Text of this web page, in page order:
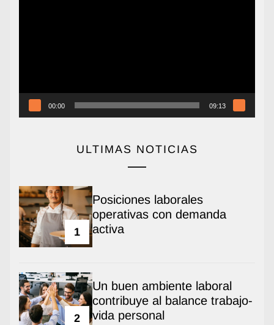
00:00 09:13
ULTIMAS NOTICIAS
1
Posiciones laborales
operativas con demanda
activa
2
Un buen ambiente laboral
contribuye al balance trabajo-
vida personal